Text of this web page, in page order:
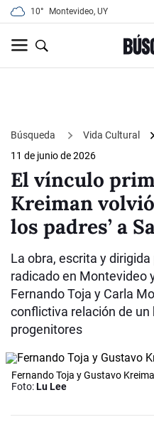
10° Montevideo, UY
Búsqueda Vida Cultural
11 de junio de 2026
El vínculo
Kreiman
los padres’ a
La obra, escrita y
radicado en Montevideo
Fernando Toja y Carla
conflictiva relación de un
progenitores
Fernando Toja y Gustavo
Foto:Lu Lee